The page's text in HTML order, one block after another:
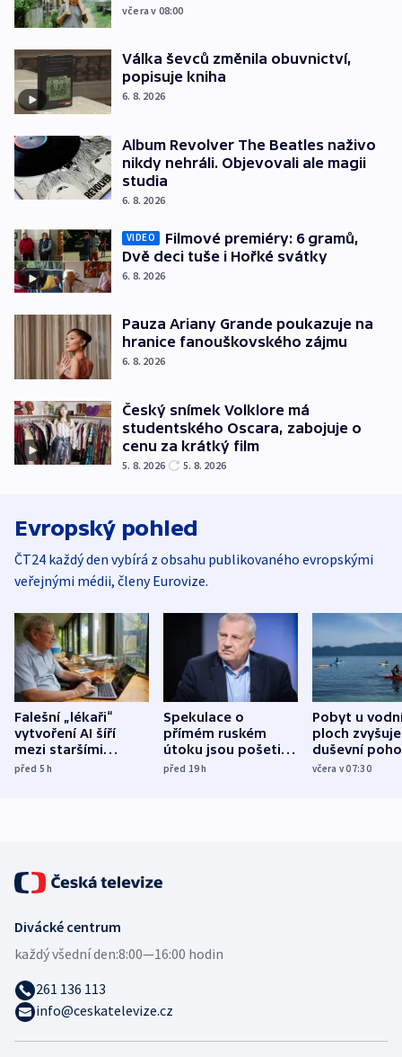
včera v 08:00
Válka ševců změnila obuvnictví,
popisuje kniha
6. 8. 2026
Album Revolver The Beatles naživo
nikdy nehráli. Objevovali ale magii
studia
6. 8. 2026
VIDEO
Filmové premiéry: 6 gramů,
Dvě deci tuše i Hořké svátky
6. 8. 2026
Pauza Ariany Grande poukazuje na
hranice fanouškovského zájmu
6. 8. 2026
Český snímek Volklore má
studentského Oscara, zabojuje o
cenu za krátký film
5. 8. 2026 5. 8. 2026
Evropský pohled
ČT24 každý den vybírá z obsahu publikovaného evropskými
veřejnými médii, členy Eurovize.
Falešní „lékaři“
vytvoření AI šíří
mezi staršími
Poláky nebezpečné
před 5h
Spekulace o
přímém ruském
útoku jsou pošetilé,
míní estonský
před 19h
Pobyt u
ploch zvyšuje
duševní
ukázala
včera v 07:30
Divácké centrum
každý všední den:8:00—16:00 hodin
261 136 113
info@ceskatelevize.cz